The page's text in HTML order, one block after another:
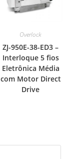
Overlock
ZJ-950E-38-ED3 –
Interloque 5 fios
Eletrônica Média
com Motor Direct
Drive